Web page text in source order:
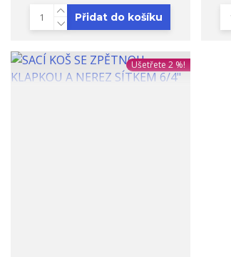
Přidat do košíku
Ušetřete 2 %!